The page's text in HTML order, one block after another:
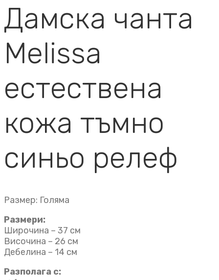
Дамска чанта
Melissa
естествена
кожа тъмно
синьо релеф
Размер: Голяма
Размери:
Широчина – 37 см
Височина – 26 см
Дебелина – 14 см
Разполага с: